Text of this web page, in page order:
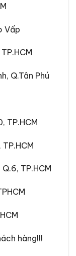
Vấp
Q.Tân Phú
TP.HCM
TP.HCM
hàng!!!